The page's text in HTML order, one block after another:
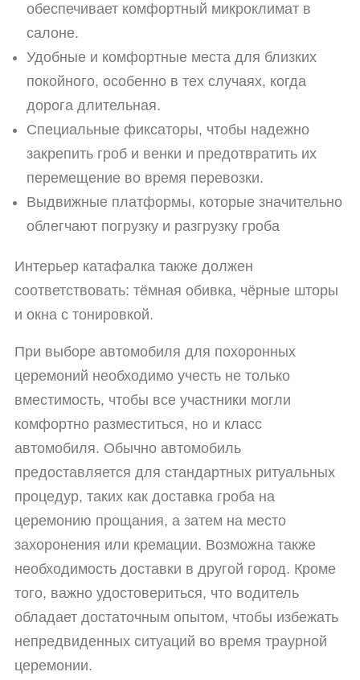
обеспечивает комфортный микроклимат в
салоне.
Удобные и комфортные места для близких
покойного, особенно в тех случаях, когда
дорога длительная.
Специальные фиксаторы, чтобы надежно
закрепить гроб и венки и предотвратить их
перемещение во время перевозки.
Выдвижные платформы, которые значительно
облегчают погрузку и разгрузку гроба
Интерьер катафалка также должен
соответствовать: тёмная обивка, чёрные шторы
и окна с тонировкой.
При выборе автомобиля для похоронных
церемоний необходимо учесть не только
вместимость, чтобы все участники могли
комфортно разместиться, но и класс
автомобиля. Обычно автомобиль
предоставляется для стандартных ритуальных
процедур, таких как доставка гроба на
церемонию прощания, а затем на место
захоронения или кремации. Возможна также
необходимость доставки в другой город. Кроме
того, важно удостовериться, что водитель
обладает достаточным опытом, чтобы избежать
непредвиденных ситуаций во время траурной
церемонии.